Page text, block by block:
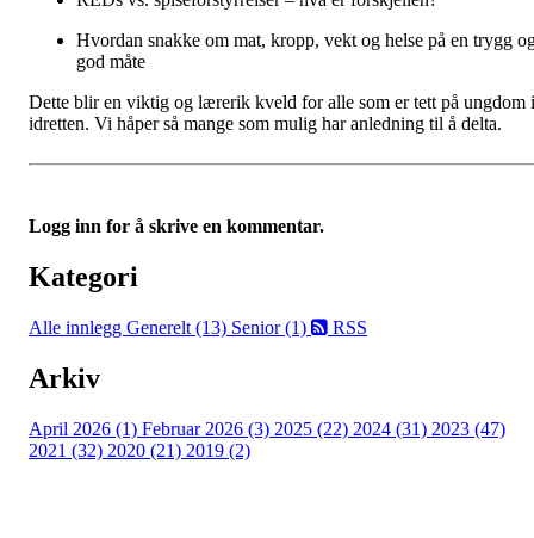
Hvordan snakke om mat, kropp, vekt og helse på en trygg
god måte
Dette blir en viktig og lærerik kveld for alle som er tett på ungdom i
idretten. Vi håper så mange som mulig har anledning til å delta.
Logg inn for å skrive en kommentar.
Kategori
Alle innlegg Generelt (13) Senior (1) RSS
Arkiv
April 2026 (1) Februar 2026 (3) 2025 (22) 2024 (31) 2023 (47)
2021 (32) 2020 (21) 2019 (2)